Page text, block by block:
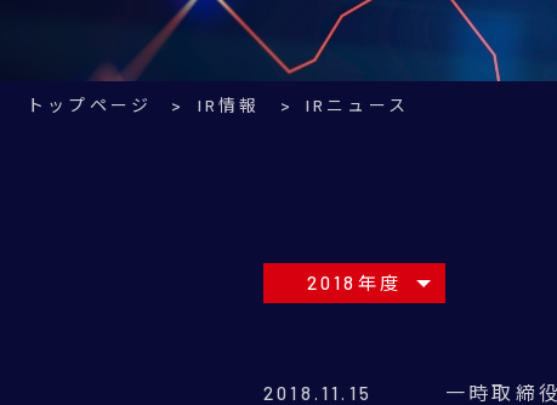
トップページ IR情報 IRニュース
2018年度
2018.11.15 一時取締